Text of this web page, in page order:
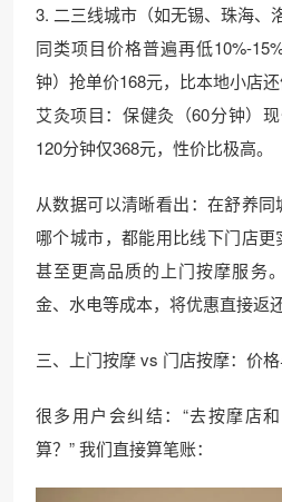
3. 二三线城市（如无锡、珠海、
同类项目价格普遍再低10%-
钟）抢单价168元，比本地小店还
艾灸项目：保健灸（60分钟）
120分钟仅368元，性价比极高。
从数据可以清晰看出：在舒养
哪个城市，都能用比线下门店
甚至更高品质的上门按摩服务
金、水电等成本，将优惠直接返
三、上门按摩 vs 门店按摩：价
很多用户会纠结：“去按摩店
算？” 我们直接算笔账：